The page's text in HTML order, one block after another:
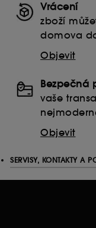
Vrácení
zboží
domova
Objevit
Bezpečná
vaše
Objevit
SERVISY, KONTAKTY A